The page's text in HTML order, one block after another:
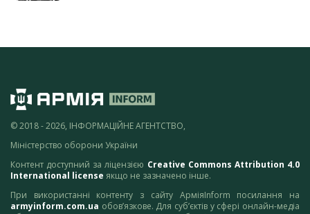
© 2018 - 2026, ІНФОРМАЦІЙНЕ АГЕНТСТВО,
Міністерство оборони України
Контент доступний за ліцензією Creative Commons Attribution 4.0
International license якщо не зазначено інше.
При використанні контенту з сайту АрміяInform посилання на
armyinform.com.ua обов’язкове. Для суб’єктів у сфері онлайн-медіа